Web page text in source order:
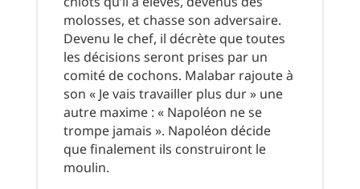
molosses, et chasse son adversaire.
Devenu le chef, il décrète que toutes
les décisions seront prises par un
comité de cochons. Malabar rajoute à
son « Je vais travailler plus dur » une
autre maxime : « Napoléon ne se
trompe jamais ». Napoléon décide
que finalement ils construiront le
moulin.